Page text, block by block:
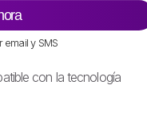
email y SMS
con la tecnología